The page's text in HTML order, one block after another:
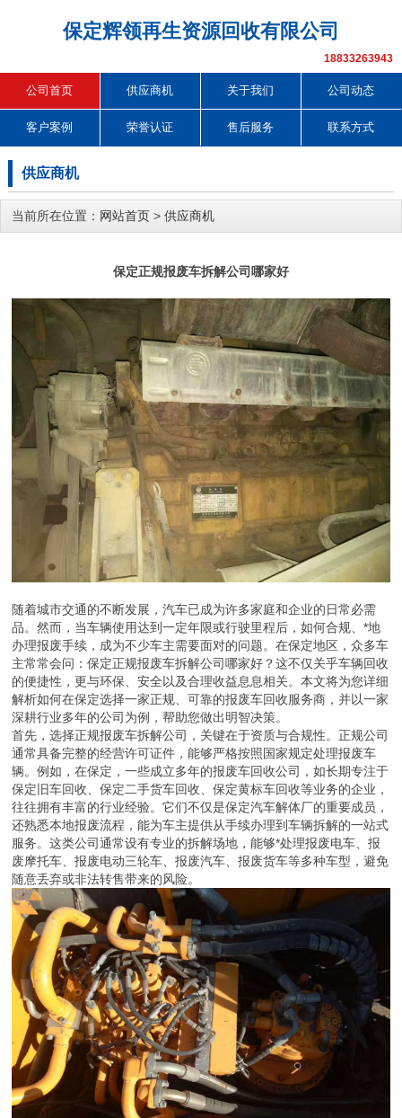
保定辉领再生资源回收有限公司
18833263943
公司首页 供应商机 关于我们 公司动态
客户案例 荣誉认证 售后服务 联系方式
供应商机
当前所在位置： 网站首页 > 供应商机
保定正规报废车拆解公司哪家好
随着城市交通的不断发展，汽车已成为许多家庭和企业的日常必需
品。然而，当车辆使用达到一定年限或行驶里程后，如何合规、*地
办理报废手续，成为不少车主需要面对的问题。在保定地区，众多车
主常常会问：保定正规报废车拆解公司哪家好？这不仅关乎车辆回收
的便捷性，更与环保、安全以及合理收益息息相关。本文将为您详细
解析如何在保定选择一家正规、可靠的报废车回收服务商，并以一家
深耕行业多年的公司为例，帮助您做出明智决策。
首先，选择正规报废车拆解公司，关键在于资质与合规性。正规公司
通常具备完整的经营许可证件，能够严格按照国家规定处理报废车
辆。例如，在保定，一些成立多年的报废车回收公司，如长期专注于
保定旧车回收、保定二手货车回收、保定黄标车回收等业务的企业，
往往拥有丰富的行业经验。它们不仅是保定汽车解体厂的重要成员，
还熟悉本地报废流程，能为车主提供从手续办理到车辆拆解的一站式
服务。这类公司通常设有专业的拆解场地，能够*处理报废电车、报
废摩托车、报废电动三轮车、报废汽车、报废货车等多种车型，避免
随意丢弃或非法转售带来的风险。